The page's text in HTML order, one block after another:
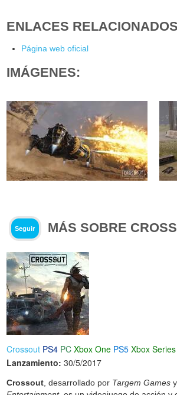
ENLACES
Página web oficial
IMÁGENES:
Seguir MÁS SOBRE
Crossout PS4 PC Xbox One PS5 Xbox
Lanzamiento: 30/5/2017
Crossout, desarrollado por Targem Games